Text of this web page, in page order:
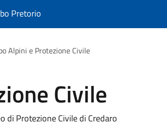
Pretorio
Alpini e Protezione Civile
Civile
di Protezione Civile di Credaro